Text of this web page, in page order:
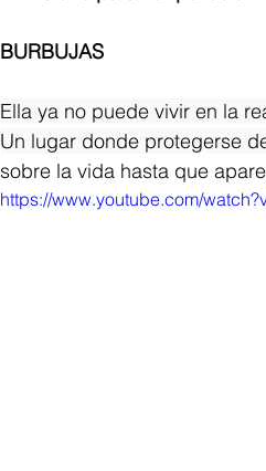
BURBUJAS
Ella ya no puede vivir en la
Un lugar donde protegerse
sobre la vida hasta que
https://www.youtube.com/